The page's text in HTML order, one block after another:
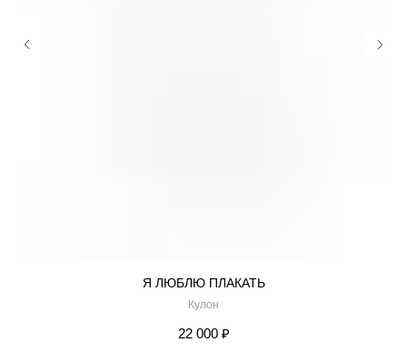
Я ЛЮБЛЮ ПЛАКАТЬ
Кулон
22 000 ₽